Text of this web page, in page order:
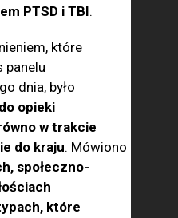
PTSD i TBI.
które
panelu
dnia, było
opieki
w trakcie
do kraju. Mówiono
społeczno-
które